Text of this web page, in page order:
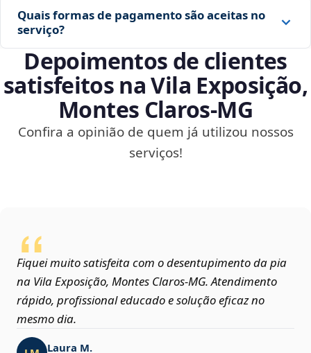
Quais formas de pagamento são aceitas no
serviço?
Depoimentos de clientes
satisfeitos na Vila Exposição,
Montes Claros‑MG
Confira a opinião de quem já utilizou nossos
serviços!
Fiquei muito satisfeita com o desentupimento da pia
na Vila Exposição, Montes Claros‑MG. Atendimento
rápido, profissional educado e solução eficaz no
mesmo dia.
Laura M.